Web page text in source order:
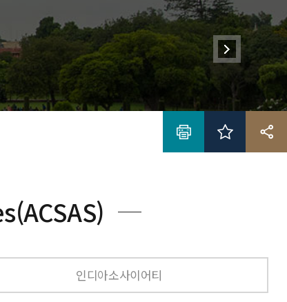
인디아소사이어티